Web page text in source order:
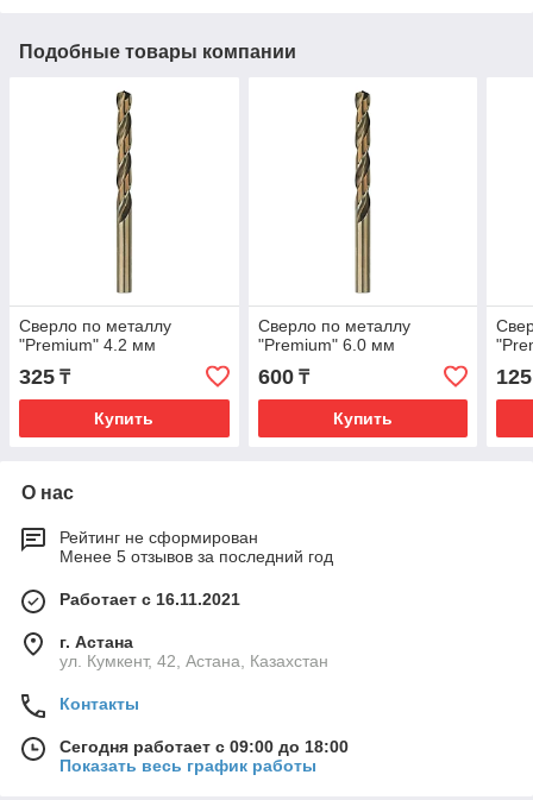
Подобные товары компании
Сверло по металлу
"Premium" 4.2 мм
325 ₸
Купить
Сверло по металлу
"Premium" 6.0 мм
600₸
Купить
125
О нас
Рейтинг не сформирован
Менее 5 отзывов за последний год
Работает с 16.11.2021
г. Астана
ул. Кумкент, 42, Астана, Казахстан
Контакты
Сегодня работает с 09:00 до 18:00
Показать весь график работы